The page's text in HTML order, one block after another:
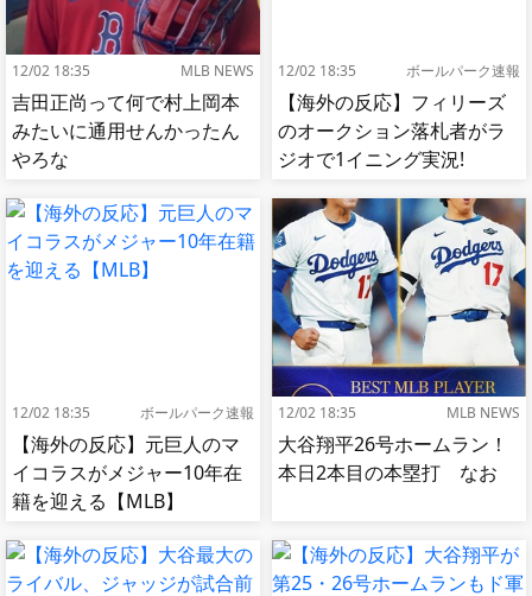
12/02 18:35 MLB NEWS
吉田正尚って何で村上岡本
みたいに通用せんかったん
やろな
12/02 18:35 ボールパーク速報
【海外の反応】フィリーズ
のオークション落札者がラ
ジオで1イニング実況!
12/02 18:35 ボールパーク速報
【海外の反応】元巨人のマ
イコラスがメジャー10年在
籍を迎える【MLB】
12/02 18:35 MLB NEWS
大谷翔平26号ホームラン！
本日2本目の本塁打 なお